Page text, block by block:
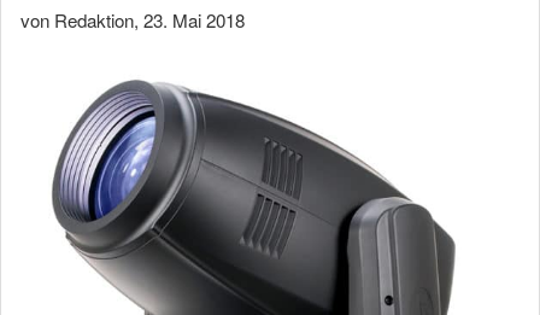
von Redaktion, 23. Mai 2018